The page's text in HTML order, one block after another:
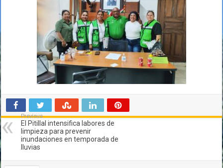
Previous
El Pitillal intensifica labores de
limpieza para prevenir
inundaciones en temporada de
lluvias